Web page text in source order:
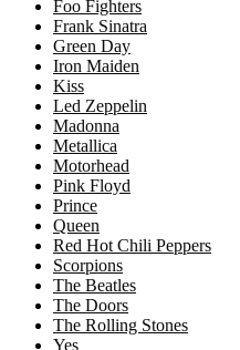
Foo Fighters
Frank Sinatra
Green Day
Iron Maiden
Kiss
Led Zeppelin
Madonna
Metallica
Motorhead
Pink Floyd
Prince
Queen
Red Hot Chili Peppers
Scorpions
The Beatles
The Doors
The Rolling Stones
Yes